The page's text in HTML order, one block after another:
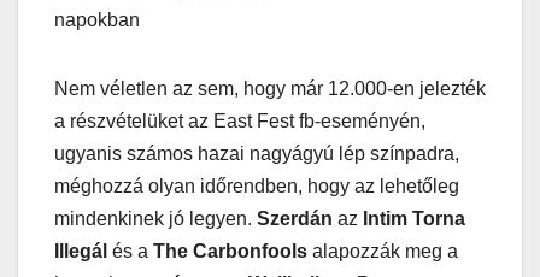
napokban
Nem véletlen az sem, hogy már 12.000-en jelezték
a részvételüket az East Fest fb-eseményén,
ugyanis számos hazai nagyágyú lép színpadra,
méghozzá olyan időrendben, hogy az lehetőleg
mindenkinek jó legyen. Szerdán az Intim Torna
Illegál és a The Carbonfools alapozzák meg a